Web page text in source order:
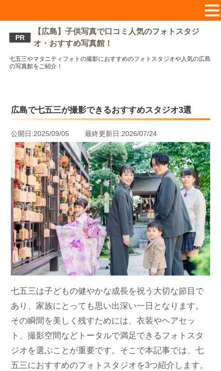
PR
【広島】子供写真で口コミ人気のフォトスタジ
オ・おすすめ写真館！
七五三やマタニティフォトの撮影におすすめのフォトスタジオや人気の広島
の写真館をご紹介！
広島で七五三が撮影できるおすすめスタジオ3選
公開日:2025/09/05 最終更新日:2026/07/24
七五三は子どもの健やかな成長を祝う大切な節目で
あり、家族にとっても思い出深い一日となります。
その瞬間を美しく残すためには、衣装やヘアセッ
ト、撮影空間などトータルで満足できるフォトスタ
ジオを選ぶことが重要です。そこで本記事では、七
五三におすすめのフォトスタジオを3つ紹介します。